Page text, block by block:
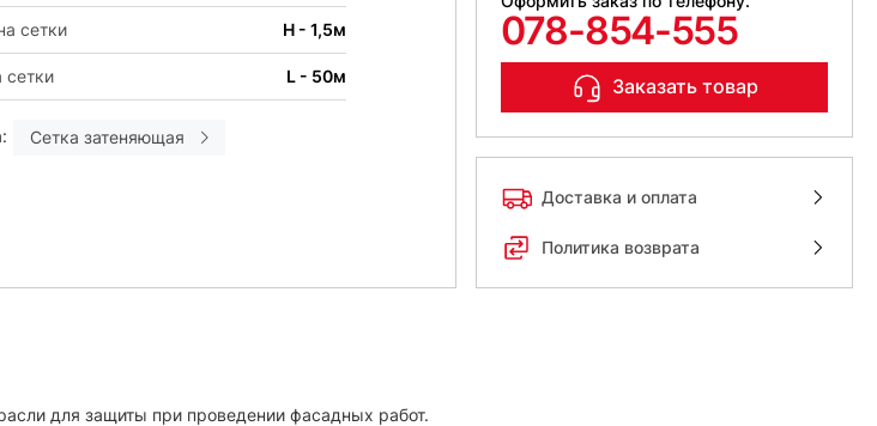
сетки H - 1,5м
сетки L - 50м
Сетка затеняющая
078-854-555
Заказать товар
Доставка и оплата
Политика возврата
для защиты при проведении фасадных работ.